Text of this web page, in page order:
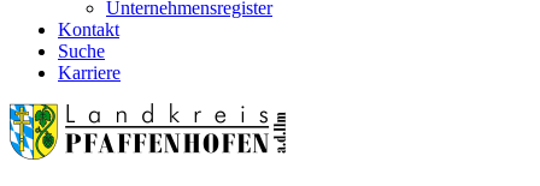
Unternehmensregister
Kontakt
Suche
Karriere